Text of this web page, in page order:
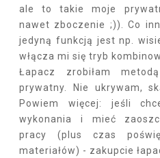
ale to takie moje
nawet zboczenie ;)). Co
jedyną funkcją jest np.
włącza mi się tryb
Łapacz zrobiłam
prywatny. Nie ukrywam,
Powiem więcej: jeśli
wykonania i mieć
pracy (plus czas
materiałów) - zakupcie